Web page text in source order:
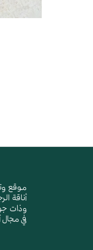
موقع
أناقة
وذات
في مجال